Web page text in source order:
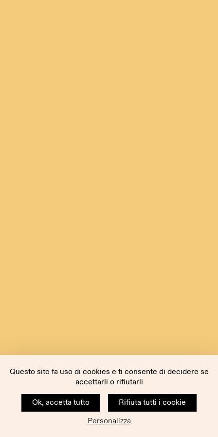
Questo sito fa uso di cookies e ti consente di decidere se
accettarli o rifiutarli
Ok, accetta tutto
Rifiuta tutti i cookie
Personalizza